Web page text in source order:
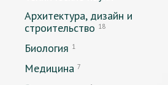
Архитектура, дизайн и
строительство 18
Биология 1
Медицина 7